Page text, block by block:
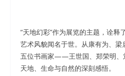
“天地幻彩”作为展览的主题，诠
艺术风貌闻名于世。从康有为、
五位书画家——王世国、郑荣明、
天地、生命与自然的深刻感悟。